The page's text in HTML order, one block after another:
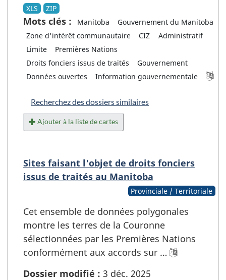
XLS
ZIP
Mots clés : Manitoba
Gouvernement du Manitoba
Zone d'intérêt communautaire
CIZ
Administratif
Limite
Premières Nations
Droits fonciers issus de traités
Gouvernement
Données ouvertes
Information gouvernementale
Recherchez des dossiers similaires
Ajouter à la liste de cartes
Sites faisant l'objet de droits fonciers
issus de traités au Manitoba
Provinciale / Territoriale
Cet ensemble de données polygonales
montre les terres de la Couronne
sélectionnées par les Premières Nations
conformément aux accords sur …
Dossier modifié : 3 déc. 2025